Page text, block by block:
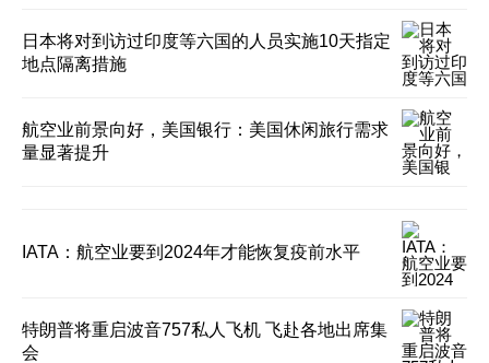
日本将对到访过印度等六国的人员实施10天指定
地点隔离措施
航空业前景向好，美国银行：美国休闲旅行需求
量显著提升
IATA：航空业要到2024年才能恢复疫前水平
特朗普将重启波音757私人飞机 飞赴各地出席集
会